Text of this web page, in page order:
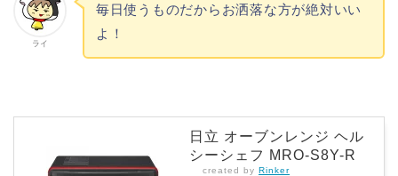
ライ
毎日使うものだからお洒落な方が絶対いい
よ！
日立 オーブンレンジ ヘル
シーシェフ MRO-S8Y-R
created by Rinker